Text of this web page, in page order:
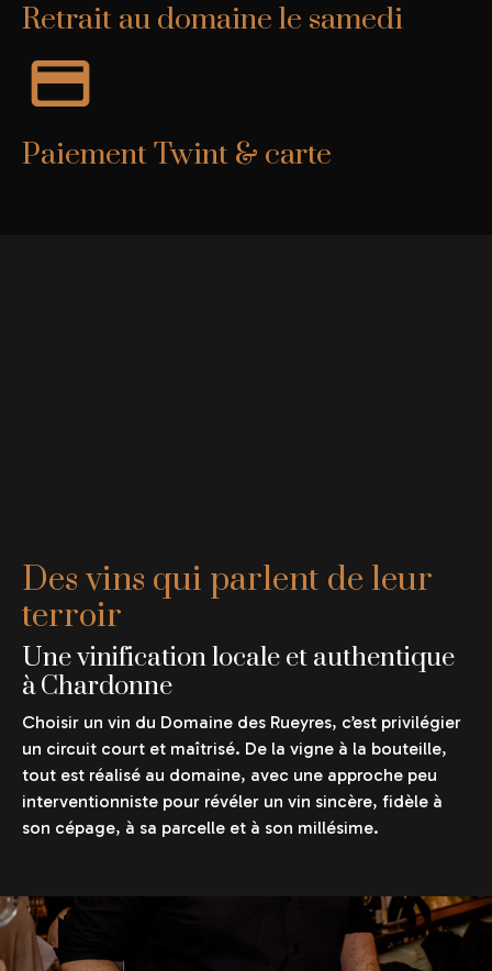
Retrait au domaine le samedi
Paiement Twint & carte
Des vins qui parlent de leur
terroir
Une vinification locale et authentique
à Chardonne
Choisir un vin du Domaine des Rueyres, c’est privilégier
un circuit court et maîtrisé. De la vigne à la bouteille,
tout est réalisé au domaine, avec une approche peu
interventionniste pour révéler un vin sincère, fidèle à
son cépage, à sa parcelle et à son millésime.